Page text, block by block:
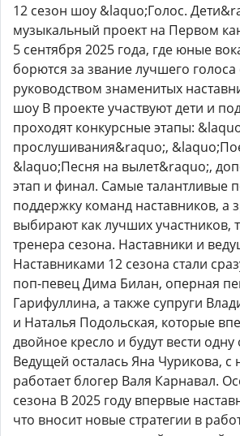
12 сезон шоу &laquo;Голос.
музыкальный проект на Первом
5 сентября 2025 года, где юные
борются за звание лучшего
руководством знаменитых
шоу В проекте участвуют дети и
проходят конкурсные этапы:
прослушивания&raquo;,
&laquo;Песня на вылет&raquo;,
этап и финал. Самые талантливые
поддержку команд наставников, а
выбирают как лучших участников,
тренера сезона. Наставники и
Наставниками 12 сезона стали
поп-певец Дима Билан, оперная
Гарифуллина, а также супруги
и Наталья Подольская, которые
двойное кресло и будут вести
Ведущей осталась Яна Чурикова, с
работает блогер Валя Карнавал.
сезона В 2025 году впервые
что вносит новые стратегии в